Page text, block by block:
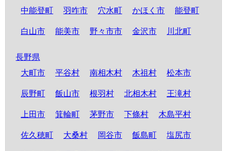
中能登町 羽咋市 穴水町 かほく市 能登町
白山市 能美市 野々市市 金沢市 川北町
長野県
大町市
平谷村 南相木村 木祖村 松本市
辰野町 飯山市 根羽村 北相木村 王滝村
上田市 箕輪町 茅野市 下條村 木島平村
佐久穂町 大桑村 岡谷市 飯島町 塩尻市